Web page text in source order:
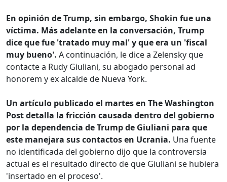
En opinión de Trump, sin embargo, Shokin fue una
víctima. Más adelante en la conversación, Trump
dice que fue 'tratado muy mal' y que era un 'fiscal
muy bueno'. A continuación, le dice a Zelensky que
contacte a Rudy Giuliani, su abogado personal ad
honorem y ex alcalde de Nueva York.
Un artículo publicado el martes en The Washington
Post detalla la fricción causada dentro del gobierno
por la dependencia de Trump de Giuliani para que
este manejara sus contactos en Ucrania. Una fuente
no identificada del gobierno dijo que la controversia
actual es el resultado directo de que Giuliani se hubiera
'insertado en el proceso'.